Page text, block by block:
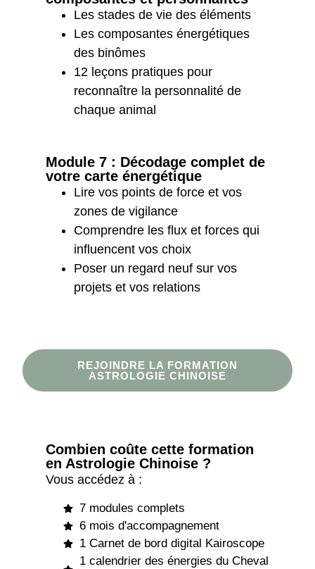
Les stades de vie des éléments
Les composantes énergétiques
des binômes
12 leçons pratiques pour
reconnaître la personnalité de
chaque animal
Module 7 : Décodage complet de
votre carte énergétique
Lire vos points de force et vos
zones de vigilance
Comprendre les flux et forces qui
influencent vos choix
Poser un regard neuf sur vos
projets et vos relations
REJOINDRE LA FORMATION
ASTROLOGIE CHINOISE
Combien coûte cette formation
en Astrologie Chinoise ?
Vous accédez à :
7 modules complets
6 mois d'accompagnement
1 Carnet de bord digital Kairoscope
1 calendrier des énergies du Cheval